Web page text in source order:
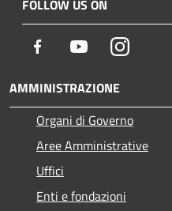
FOLLOW US ON
Facebook Youtube
AMMINISTRAZIONE
Organi di Governo
Aree Amministrative
Uffici
Enti e fondazioni